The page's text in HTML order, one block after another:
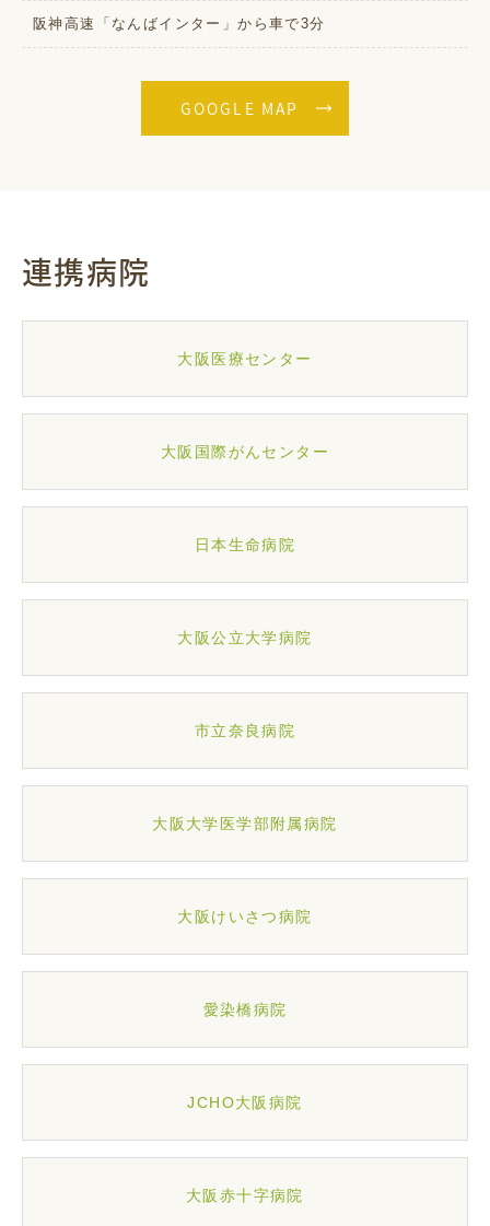
阪神高速「なんばインター」から車で3分
GOOGLE MAP
連携病院
大阪医療センター
大阪国際がんセンター
日本生命病院
大阪公立大学病院
市立奈良病院
大阪大学医学部附属病院
大阪けいさつ病院
愛染橋病院
JCHO大阪病院
大阪赤十字病院